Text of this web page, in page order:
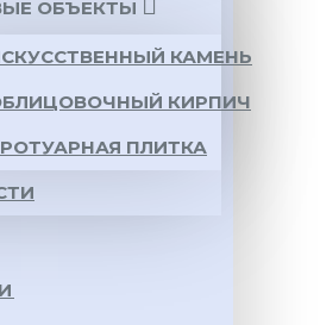
ОБЪЕКТЫ
КАМЕНЬ
КИРПИЧ
ПЛИТКА